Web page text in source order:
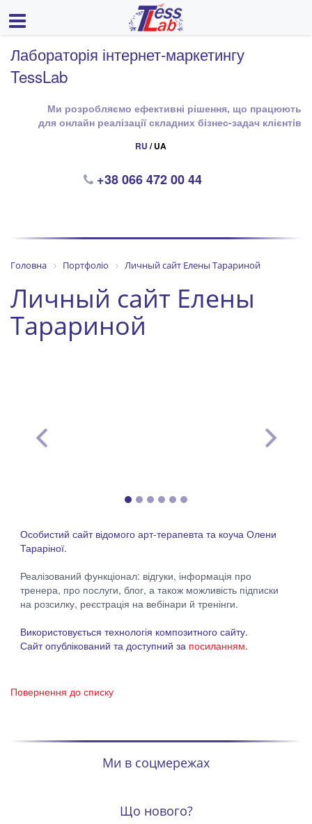
Лабораторія інтернет-маркетингу
TessLab
Ми розробляємо ефективні рішення, що працюють
для онлайн реалізації складних бізнес-задач клієнтів
RU / UA
+38 066 472 00 44
Головна Портфоліо Личный сайт Елены Тарариной
Личный сайт Елены
Тарариной
Особистий сайт відомого арт-терапевта та коуча Олени
Тараріної.
Реалізований функціонал: відгуки, інформація про
тренера, про послуги, блог, а також можливість підписки
на розсилку, реєстрація на вебінари й тренінги.
Використовується технологія композитного сайту.
Сайт опублікований та доступний за посиланням.
Повернення до списку
Ми в соцмережах
Що нового?